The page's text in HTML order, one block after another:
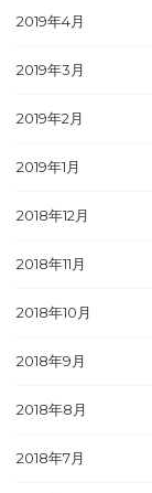
2019年4月
2019年3月
2019年2月
2019年1月
2018年12月
2018年11月
2018年10月
2018年9月
2018年8月
2018年7月